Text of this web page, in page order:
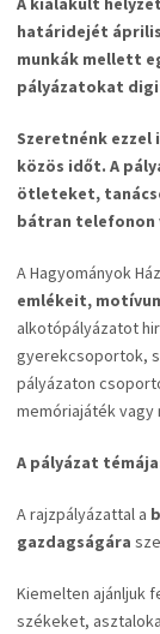
határidejét
munkák mellett
pályázatokat
Szeretnénk
közös időt. A
ötleteket,
bátran telefonon
A Hagyományok
emlékeit,
alkotópályázatot
gyerekcsoportok,
pályázaton
memóriajáték
A pályázat
A rajzpályázattal a
gazdagságára
Kiemelten ajánljuk
székeket,